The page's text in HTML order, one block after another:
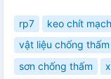
rp7 keo chít
vật liệu chống
sơn chống thấm